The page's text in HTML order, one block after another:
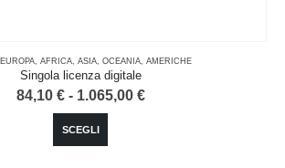
EUROPA AFRICA ASIA OCEANIA AMERICHE
Singola licenza digitale
84,10 € - 1.065,00 €Fascia
SCEGLI
Questo prodotto ha più varianti. Le opzioni possono essere scelte nella pagina del prodotto